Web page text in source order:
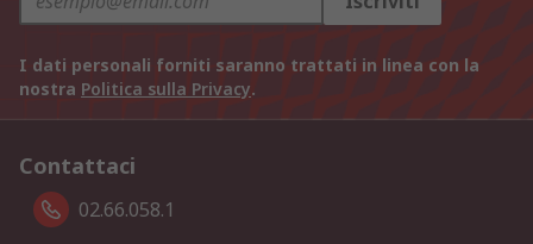
I dati personali forniti saranno trattati in linea con la
nostra Politica sulla Privacy.
Contattaci
02.66.058.1